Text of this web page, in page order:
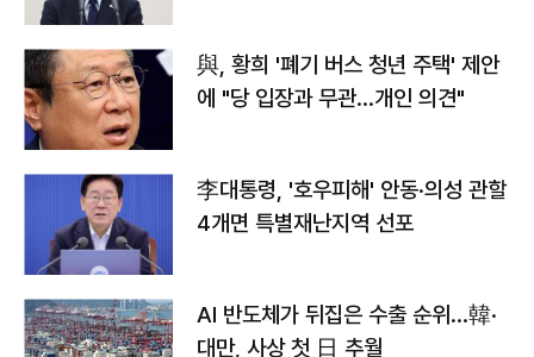
與, 황희 '폐기 버스 청년 주택' 제안
에 "당 입장과 무관…개인 의견"
李대통령, '호우피해' 안동·의성 관할
4개면 특별재난지역 선포
AI 반도체가 뒤집은 수출 순위…韓·
대만, 사상 첫 日 추월